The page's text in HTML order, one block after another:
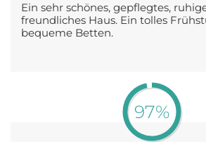
Ein sehr schönes, gepflegtes,
freundliches Haus. Ein tolles
bequeme Betten.
97%